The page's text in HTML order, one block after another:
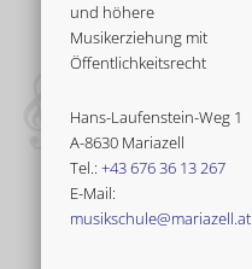
und höhere
Musikerziehung mit
Öffentlichkeitsrecht
Hans-Laufenstein-Weg 1
A-8630 Mariazell
Tel.:+43 676 36 13 267
E-Mail:
musikschule@mariazell.at